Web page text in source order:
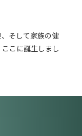
そして家族の健
こに誕生しまし